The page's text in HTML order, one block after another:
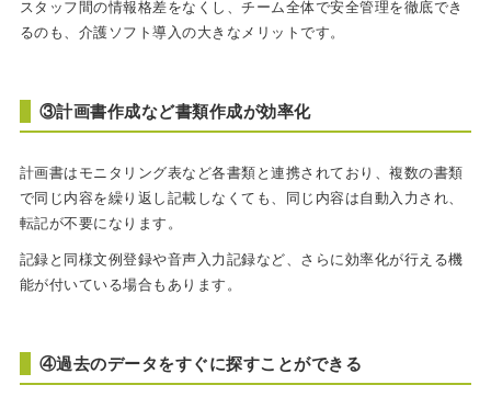
スタッフ間の情報格差をなくし、チーム全体で安全管理を徹底でき
るのも、介護ソフト導入の大きなメリットです。
③計画書作成など書類作成が効率化
計画書はモニタリング表など各書類と連携されており、複数の書類
で同じ内容を繰り返し記載しなくても、同じ内容は自動入力され、
転記が不要になります。
記録と同様文例登録や音声入力記録など、さらに効率化が行える機
能が付いている場合もあります。
④過去のデータをすぐに探すことができる